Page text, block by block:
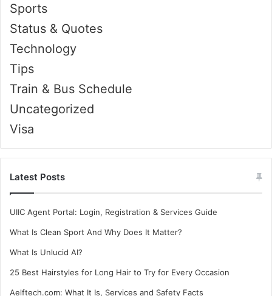
Sports
Status & Quotes
Technology
Tips
Train & Bus Schedule
Uncategorized
Visa
Latest Posts
UIIC Agent Portal: Login, Registration & Services Guide
What Is Clean Sport And Why Does It Matter?
What Is Unlucid AI?
25 Best Hairstyles for Long Hair to Try for Every Occasion
Aelftech.com: What It Is, Services and Safety Facts